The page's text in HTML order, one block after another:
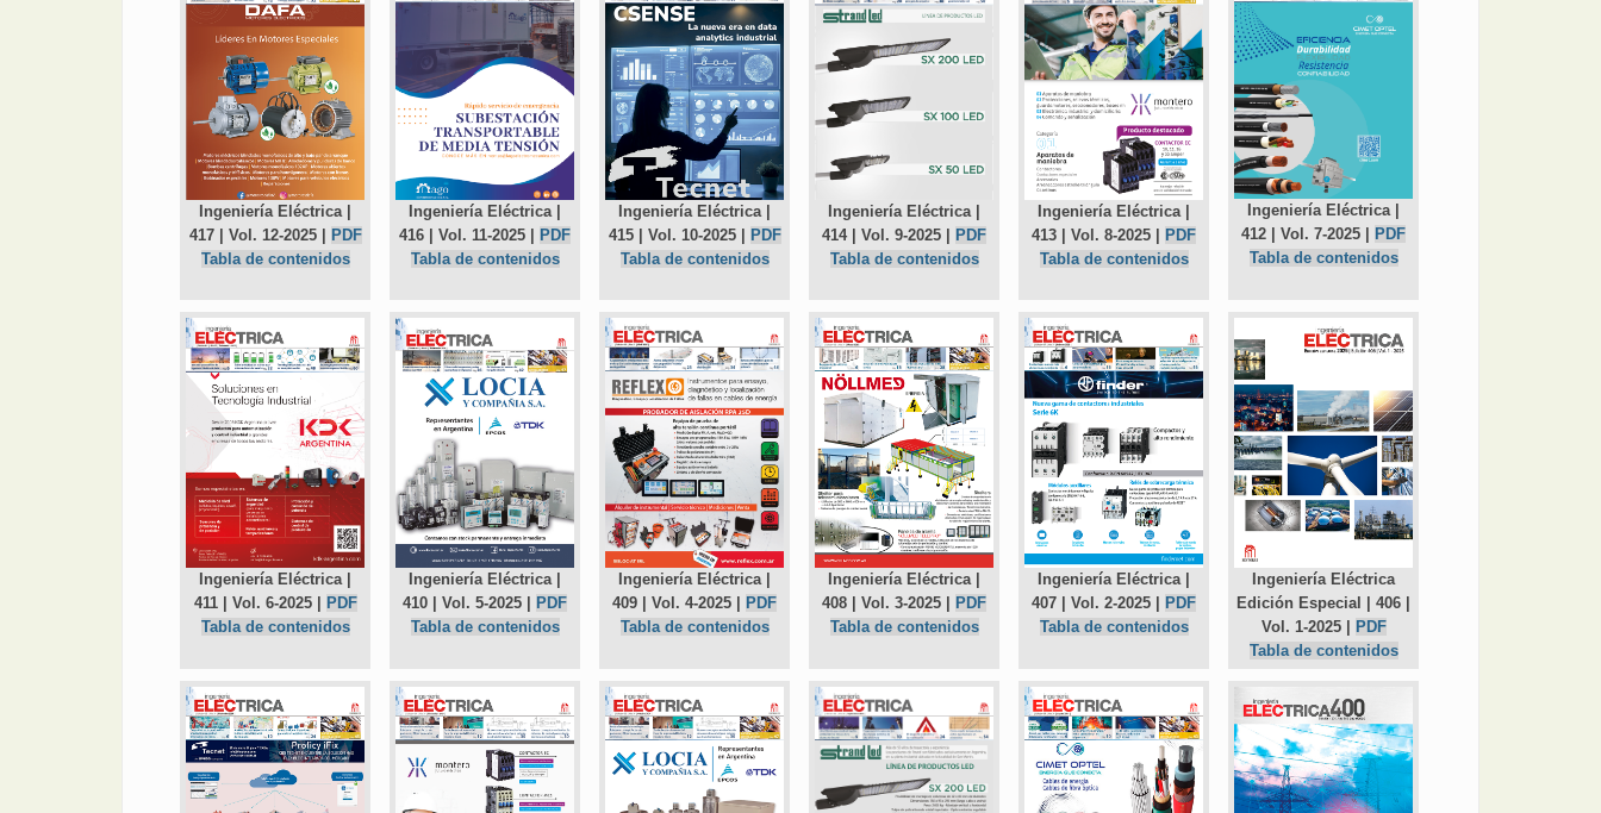
Ingeniería Eléctrica |
417 | Vol. 12-2025 | PDF
Tabla de contenidos
Ingeniería Eléctrica |
416 | Vol. 11-2025 | PDF
Tabla de contenidos
Ingeniería Eléctrica |
415 | Vol. 10-2025 | PDF
Tabla de contenidos
Ingeniería Eléctrica |
414 | Vol. 9-2025 | PDF
Tabla de contenidos
Ingeniería Eléctrica |
413 | Vol. 8-2025 | PDF
Tabla de contenidos
Ingeniería Eléctrica |
412 | Vol. 7-2025 |
PDF
Tabla de contenidos
Ingeniería Eléctrica |
411 | Vol. 6-2025 |
PDF
Tabla de contenidos
Ingeniería Eléctrica |
410 | Vol. 5-2025 |
PDF
Tabla de contenidos
Ingeniería Eléctrica |
409 | Vol. 4-2025 |
PDF
Tabla de contenidos
Ingeniería Eléctrica |
408 | Vol. 3-2025 |
PDF
Tabla de contenidos
Ingeniería Eléctrica |
407 | Vol. 2-2025 |
PDF
Tabla de contenidos
Ingeniería Eléctrica
Edición Especial | 406 |
Vol. 1-2025 |
PDF
Tabla de contenidos